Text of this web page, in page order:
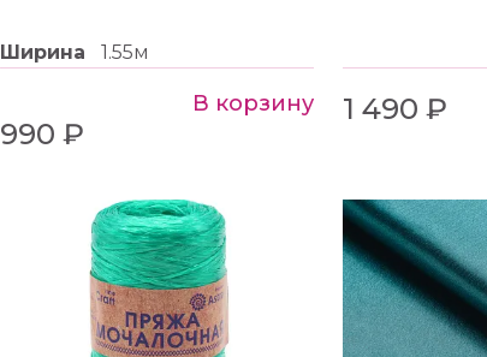
Ширина 1.55м
990 ₽
В корзину 1 490 ₽